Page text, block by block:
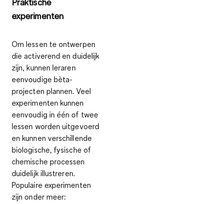
experimenten
Om lessen te ontwerpen
die activerend en duidelijk
zijn, kunnen leraren
eenvoudige bèta-
projecten plannen. Veel
experimenten kunnen
eenvoudig in één of twee
lessen worden uitgevoerd
en kunnen verschillende
biologische, fysische of
chemische processen
duidelijk illustreren.
Populaire experimenten
zijn onder meer: